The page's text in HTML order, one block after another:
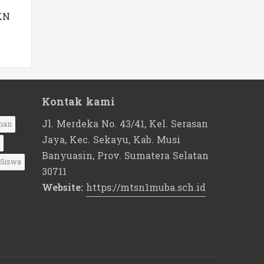
Siswa
Kontak kami
Jl. Merdeka No. 43/41, Kel. Serasan
Jaya, Kec. Sekayu, Kab. Musi
Banyuasin, Prov. Sumatera Selatan
30711
Website: https://mtsn1muba.sch.id